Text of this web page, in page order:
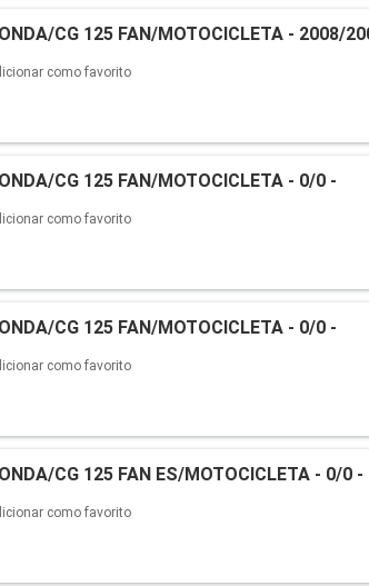
CG 125 FAN/MOTOCICLETA - 2008/
como favorito
CG 125 FAN/MOTOCICLETA - 0/0 -
como favorito
CG 125 FAN/MOTOCICLETA - 0/0 -
como favorito
CG 125 FAN ES/MOTOCICLETA - 0/0 -
como favorito